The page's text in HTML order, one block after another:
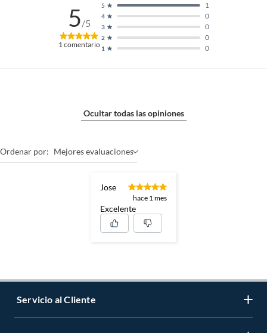
5/5
1comentario 1 0
2 0
3 0
4 0
5 1
Ocultar todas las opiniones
Ordenar por: Mejores evaluaciones
Jose
hace 1 mes
Excelente
Servicio al Cliente